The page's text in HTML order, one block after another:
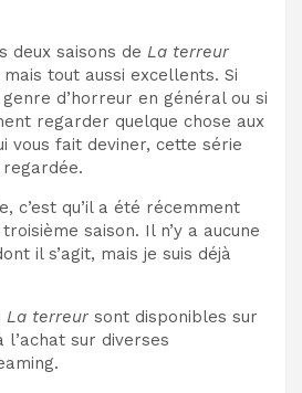
deux saisons de La terreur
tout aussi excellents. Si
d’horreur en général ou si
regarder quelque chose aux
vous fait deviner, cette série
c’est qu’il a été récemment
saison. Il n’y a aucune
il s’agit, mais je suis déjà
La terreur sont disponibles sur
l’achat sur diverses